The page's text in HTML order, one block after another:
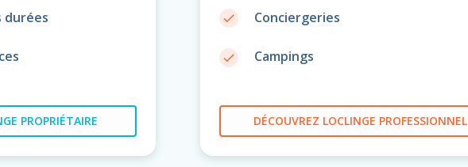
PROPRIÉTAIRE
done Conciergeries
done Campings
DÉCOUVREZ LOCLINGE PROFESSIONNEL